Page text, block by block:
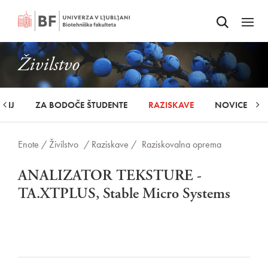
Odpri iskalnik
Odpri
Živilstvo
ZA BODOČE ŠTUDENTE RAZISKAVE NOVICE
Enote /Živilstvo / Raziskave / Raziskovalna oprema
ANALIZATOR TEKSTURE -
TA.XTPLUS, Stable Micro Systems